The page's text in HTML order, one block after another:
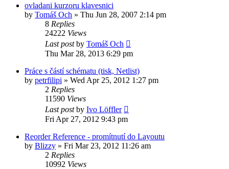
ovladani kurzoru klavesnici
by Tomáš Och » Thu Jun 28, 2007 2:14 pm
8 Replies
24222 Views
Last postby Tomáš Och
Thu Mar 28, 2013 6:29 pm
Práce s částí schématu (tisk, Netlist)
by petrfilipi » Wed Apr 25, 2012 1:27 pm
2 Replies
11590 Views
Last postby Ivo Löffler
Fri Apr 27, 2012 9:43 pm
Reorder Reference - promítnutí do Layoutu
by Blizzy » Fri Mar 23, 2012 11:26 am
2 Replies
10992 Views